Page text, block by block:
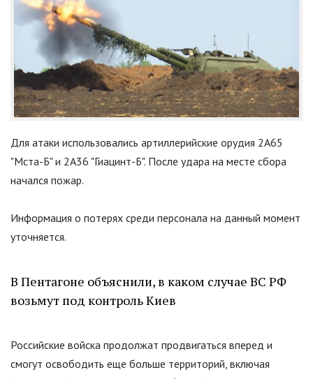
Для атаки использовались артиллерийские орудия 2А65
"Мста-Б" и 2А36 "Гиацинт-Б". После удара на месте сбора
начался пожар.
Информация о потерях среди персонала на данный момент
уточняется.
В Пентагоне объяснили, в каком случае ВС РФ
возьмут под контроль Киев
Российские войска продолжат продвигаться вперед и
смогут освободить еще больше территорий, включая